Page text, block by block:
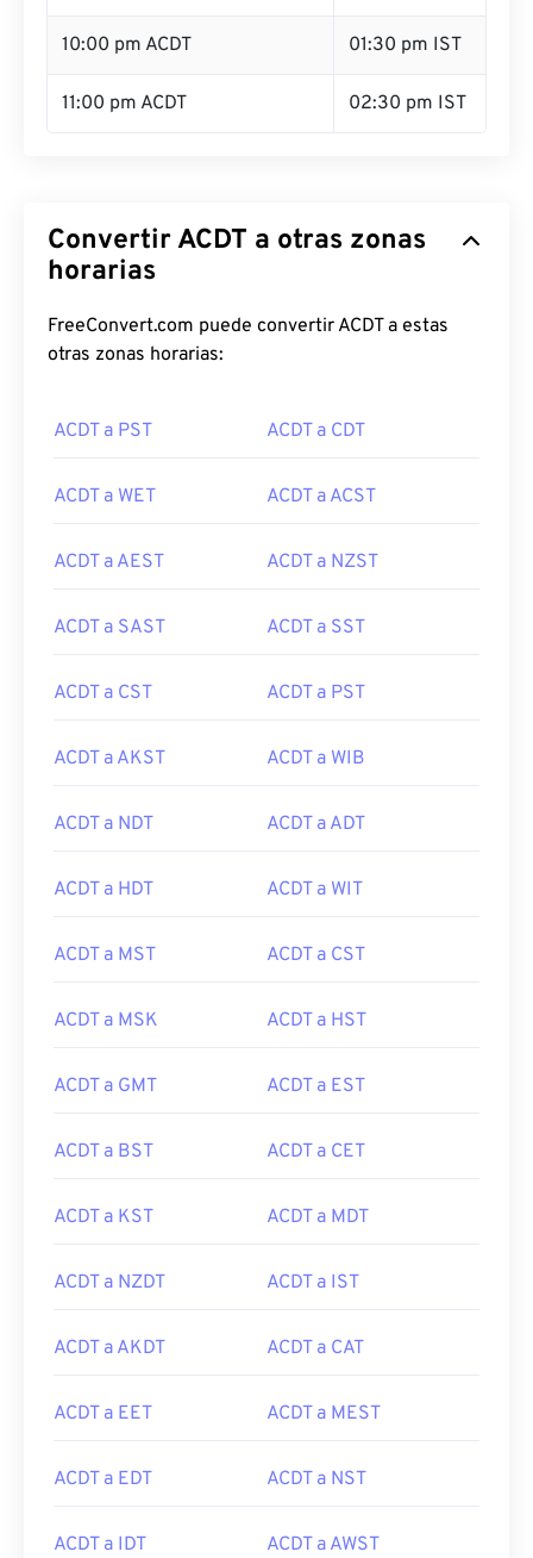
10:00 pm ACDT 01:30 pm IST
11:00 pm ACDT 02:30 pm IST
Convertir ACDT a otras zonas
horarias
FreeConvert.com puede convertir ACDT a estas
otras zonas horarias:
ACDT a PST ACDT a CDT
ACDT a WET ACDT a ACST
ACDT a AEST ACDT a NZST
ACDT a SAST ACDT a SST
ACDT a CST ACDT a PST
ACDT a AKST ACDT a WIB
ACDT a NDT ACDT a ADT
ACDT a HDT ACDT a WIT
ACDT a MST ACDT a CST
ACDT a MSK ACDT a HST
ACDT a GMT ACDT a EST
ACDT a BST ACDT a CET
ACDT a KST ACDT a MDT
ACDT a NZDT ACDT a IST
ACDT a AKDT ACDT a CAT
ACDT a EET ACDT a MEST
ACDT a EDT ACDT a NST
ACDT a IDT ACDT a AWST